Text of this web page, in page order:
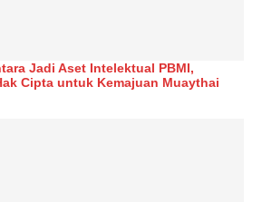
Jadi Aset Intelektual PBMI,
Cipta untuk Kemajuan Muaythai